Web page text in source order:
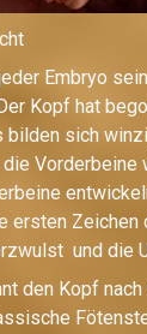
Embryo
Kopf hat
bilden sich
Vorderbeine
ersten Zeichen
und die
den Kopf